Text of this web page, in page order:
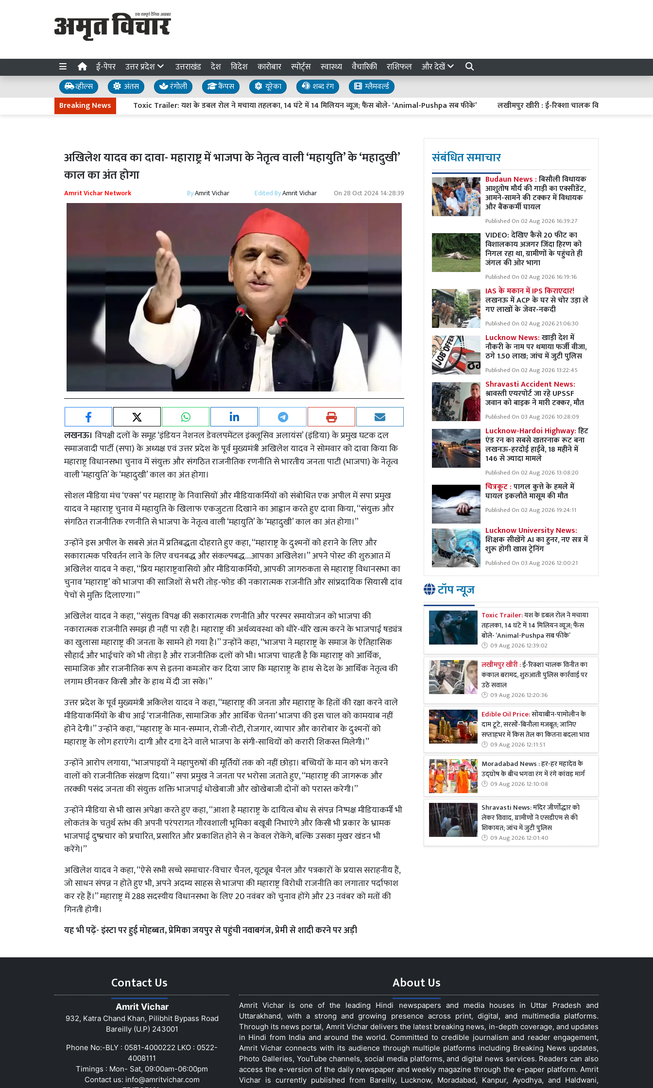
ई-पेपर उत्तर प्रदेश उत्तराखंड देश विदेश कारोबार स्पोर्ट्स स्वास्थ्य वैचारिकी राशिफल और देखें
व्हील्स अंतस रंगोली कैंपस यूरेका शब्द रंग
ग्लैमवर्ल्ड
Breaking News
Toxic Trailer: यश के डबल रोल ने मचाया तहलका, 14 घंटे में 14 मिलियन व्यूज; फैंस बोले- ‘Animal-Pushpa सब फीके’ लखीमपुर खीरी : ई-रिक्शा चालक विनीत का कंकाल बरामद,
अखिलेश यादव का दावा- महाराष्ट्र में भाजपा के नेतृत्व वाली ‘महायुति’ के ‘महादुखी’
काल का अंत होगा
Amrit Vichar Network ByAmrit Vichar Edited ByAmrit Vichar On 28 Oct 2024 14:28:39
लखनऊ। विपक्षी दलों के समूह ‘इंडियन नेशनल डेवलपमेंटल इंक्लूसिव अलायंस’ (इंडिया) के प्रमुख घटक दल
समाजवादी पार्टी (सपा) के अध्यक्ष एवं उत्तर प्रदेश के पूर्व मुख्यमंत्री अखिलेश यादव ने सोमवार को दावा किया कि
महाराष्ट्र विधानसभा चुनाव में संयुक्त और संगठित राजनीतिक रणनीति से भारतीय जनता पाटी (भाजपा) के नेतृत्व
वाली ‘महायुति’ के ‘महादुखी’ काल का अंत होगा।
सोशल मीडिया मंच ‘एक्स’ पर महाराष्ट्र के निवासियों और मीडियाकर्मियों को संबोधित एक अपील में सपा प्रमुख
यादव ने महाराष्ट्र चुनाव में महायुति के खिलाफ एकजुटता दिखाने का आह्वान करते हुए दावा किया, ‘‘संयुक्त और
संगठित राजनीतिक रणनीति से भाजपा के नेतृत्व वाली ‘महायुति’ के ‘महादुखी’ काल का अंत होगा।’’
उन्होंने इस अपील के सबसे अंत में प्रतिबद्धता दोहराते हुए कहा, ‘‘महाराष्ट्र के दुश्मनों को हराने के लिए और
सकारात्मक परिवर्तन लाने के लिए वचनबद्ध और संकल्पबद्ध….आपका अखिलेश।’’ अपने पोस्ट की शुरुआत में
अखिलेश यादव ने कहा, ‘‘प्रिय महाराष्ट्रवासियो और मीडियाकर्मियो, आपकी जागरुकता से महाराष्ट्र विधानसभा का
चुनाव ‘महाराष्ट्र’ को भाजपा की साजिशों से भरी तोड़-फोड की नकारात्मक राजनीति और सांप्रदायिक सियासी दांव
पेचों से मुक्ति दिलाएगा।’’
अखिलेश यादव ने कहा, ‘‘संयुक्त विपक्ष की सकारात्मक रणनीति और परस्पर समायोजन को भाजपा की
नकारात्मक राजनीति समझ ही नहीं पा रही है। महाराष्ट्र की अर्थव्यवस्था को धीरे-धीरे खत्म करने के भाजपाई षड्यंत्र
का खुलासा महाराष्ट्र की जनता के सामने हो गया है।’’ उन्होंने कहा, ‘‘भाजपा ने महाराष्ट्र के समाज के ऐतिहासिक
सौहार्द और भाईचारे को भी तोड़ा है और राजनीतिक दलों को भी। भाजपा चाहती है कि महाराष्ट्र को आर्थिक,
सामाजिक और राजनीतिक रूप से इतना कमजोर कर दिया जाए कि महाराष्ट्र के हाथ से देश के आर्थिक नेतृत्व की
लगाम छीनकर किसी और के हाथ में दी जा सके।’’
उत्तर प्रदेश के पूर्व मुख्यमंत्री अकिलेश यादव ने कहा, ‘‘महाराष्ट्र की जनता और महाराष्ट्र के हितों की रक्षा करने वाले
मीडियाकर्मियों के बीच आई ‘राजनीतिक, सामाजिक और आर्थिक चेतना’ भाजपा की इस चाल को कामयाब नहीं
होने देगी।’’ उन्होंने कहा, ‘‘महाराष्ट्र के मान-सम्मान, रोजी-रोटी, रोजगार, व्यापार और कारोबार के दुश्मनों को
महाराष्ट्र के लोग हराएंगे। दागी और दगा देने वाले भाजपा के संगी-साथियों को करारी शिकस्त मिलेगी।’’
उन्होंने आरोप लगाया, ‘‘भाजपाइयों ने महापुरुषों की मूर्तियों तक को नहीं छोड़ा। बच्चियों के मान को भंग करने
वालों को राजनीतिक संरक्षण दिया।’’ सपा प्रमुख ने जनता पर भरोसा जताते हुए, ‘‘महाराष्ट्र की जागरूक और
तरक्की पसंद जनता की संयुक्त शक्ति भाजपाई धोखेबाजी और खोखेबाजी दोनों को परास्त करेगी।’’
उन्होंने मीडिया से भी खास अपेक्षा करते हुए कहा, ‘‘आशा है महाराष्ट्र के दायित्व बोध से संपन्न निष्पक्ष मीडियाकर्मी भी
लोकतंत्र के चतुर्थ स्तंभ की अपनी परंपरागत गौरवशाली भूमिका बखूबी निभाएंगे और किसी भी प्रकार के भ्रामक
भाजपाई दुष्प्रचार को प्रचारित, प्रसारित और प्रकाशित होने से न केवल रोकेंगे, बल्कि उसका मुखर खंडन भी
करेंगे।’’
अखिलेश यादव ने कहा, ‘‘ऐसे सभी सच्चे समाचार-विचार चैनल, यूट्यूब चैनल और पत्रकारों के प्रयास सराहनीय हैं,
जो साधन संपन्न न होते हुए भी, अपने अदम्य साहस से भाजपा की महाराष्ट्र विरोधी राजनीति का लगातार पर्दाफाश
कर रहे हैं।’’ महाराष्ट्र में 288 सदस्यीय विधानसभा के लिए 20 नवंबर को चुनाव होंगे और 23 नवंबर को मतों की
गिनती होगी।
यह भी पढ़ें-इंस्टा पर हुई मोहब्बत, प्रेमिका जयपुर से पहुंची नवाबगंज, प्रेमी से शादी करने पर अड़ी
संबंधित समाचार
Budaun News :बिसौली विधायक
आशुतोष मौर्य की गाड़ी का एक्सीडेंट,
आमने-सामने की टक्कर में विधायक
और बैंककर्मी घायल
Published On 02 Aug 2026 16:39:27
VIDEO: देखिए कैसे 20 फीट का
विशालकाय अजगर जिंदा हिरण को
निगल रहा था, ग्रामीणों के पहुंचते ही
जंगल की ओर भागा
Published On 02 Aug 2026 16:19:16
IAS के मकान में IPS किराएदार!
लखनऊ में ACP के घर से चोर उड़ा ले
गए लाखों के जेवर-नकदी
Published On 02 Aug 2026 21:06:30
Lucknow News:खाड़ी देश में
नौकरी के नाम पर थमाया फर्जी वीजा,
ठगे 1.50 लाख; जांच में जुटी पुलिस
Published On 02 Aug 2026 13:22:45
Shravasti Accident News:
श्रावस्ती एयरपोर्ट जा रहे UPSSF
जवान को बाइक ने मारी टक्कर, मौत
Published On 03 Aug 2026 10:28:09
Lucknow-Hardoi Highway:हिट
एंड रन का सबसे खतरनाक रूट बना
लखनऊ-हरदोई हाईवे, 18 महीने में
146 से ज्यादा मामले
Published On 02 Aug 2026 13:08:20
चित्रकूट :पागल कुत्ते के हमले में
घायल इकलौते मासूम की मौत
Published On 02 Aug 2026 19:24:11
Lucknow University News:
शिक्षक सीखेंगे AI का हुनर, नए सत्र में
शुरू होगी खास ट्रेनिंग
Published On 03 Aug 2026 12:00:21
टॉप न्यूज
Toxic Trailer:यश के डबल रोल ने मचाया
तहलका, 14 घंटे में 14 मिलियन व्यूज; फैंस
बोले- ‘Animal-Pushpa सब फीके’
09 Aug 2026 12:39:02
लखीमपुर खीरी :ई-रिक्शा चालक विनीत का
कंकाल बरामद, शुरुआती पुलिस कार्रवाई पर
उठे सवाल
09 Aug 2026 12:20:36
Edible Oil Price:सोयाबीन-पामोलीन के
दाम टूटे, सरसों-बिनौला मजबूत; जानिए
सप्ताहभर में किस तेल का कितना बदला भाव
09 Aug 2026 12:11:51
Moradabad News : हर-हर महादेव के
उद्घोष के बीच भगवा रंग में रंगे कांवड़ मार्ग
09 Aug 2026 12:10:08
Shravasti News: मंदिर जीर्णोद्धार को
लेकर विवाद, ग्रामीणों ने एसडीएम से की
शिकायत; जांच में जुटी पुलिस
09 Aug 2026 12:01:40
Contact Us
Amrit Vichar
932, Katra Chand Khan, Pilibhit Bypass Road
Bareilly (U.P) 243001
Phone No:-BLY : 0581-4000222 LKO : 0522-
4008111
Timings : Mon- Sat, 09:00am-06:00pm
Contact us: info@amritvichar.com
About Us
Amrit Vichar is one of the leading Hindi newspapers and media houses in Uttar Pradesh and
Uttarakhand, with a strong and growing presence across print, digital, and multimedia platforms.
Through its news portal, Amrit Vichar delivers the latest breaking news, in-depth coverage, and updates
in Hindi from India and around the world. Committed to credible journalism and reader engagement,
Amrit Vichar connects with its audience through multiple platforms including Breaking News updates,
Photo Galleries, YouTube channels, social media platforms, and digital news services. Readers can also
access the e-version of the daily newspaper and weekly magazine through the e-paper platform. Amrit
Vichar is currently published from Bareilly, Lucknow, Moradabad, Kanpur, Ayodhya, and Haldwani,